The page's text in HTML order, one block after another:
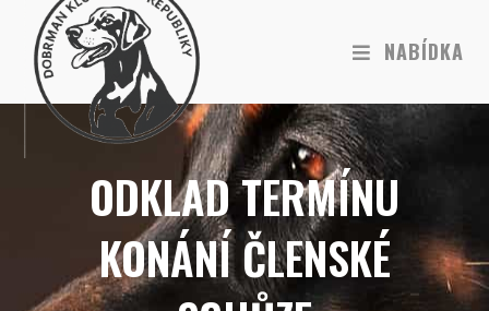
NABÍDKA
ODKLAD TERMÍNU
KONÁNÍ ČLENSKÉ